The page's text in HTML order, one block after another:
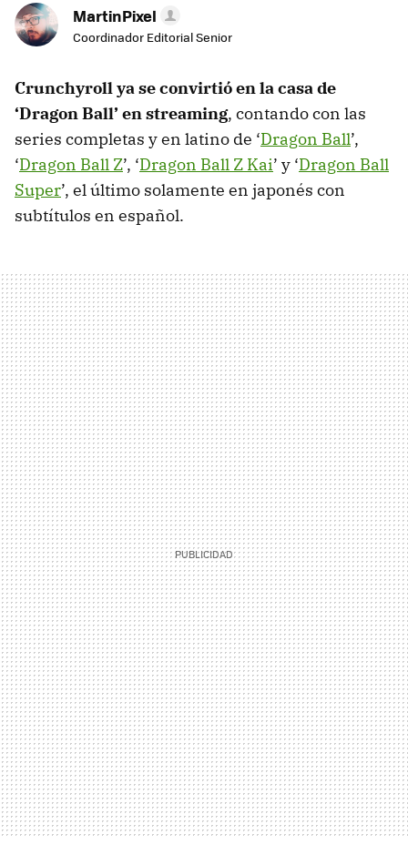
MartinPixel
Coordinador Editorial Senior
Crunchyroll ya se convirtió en la casa de
‘Dragon Ball’ en streaming, contando con las
series completas y en latino de ‘Dragon Ball’,
‘Dragon Ball Z’, ‘Dragon Ball Z Kai’ y ‘Dragon Ball
Super’, el último solamente en japonés con
subtítulos en español.